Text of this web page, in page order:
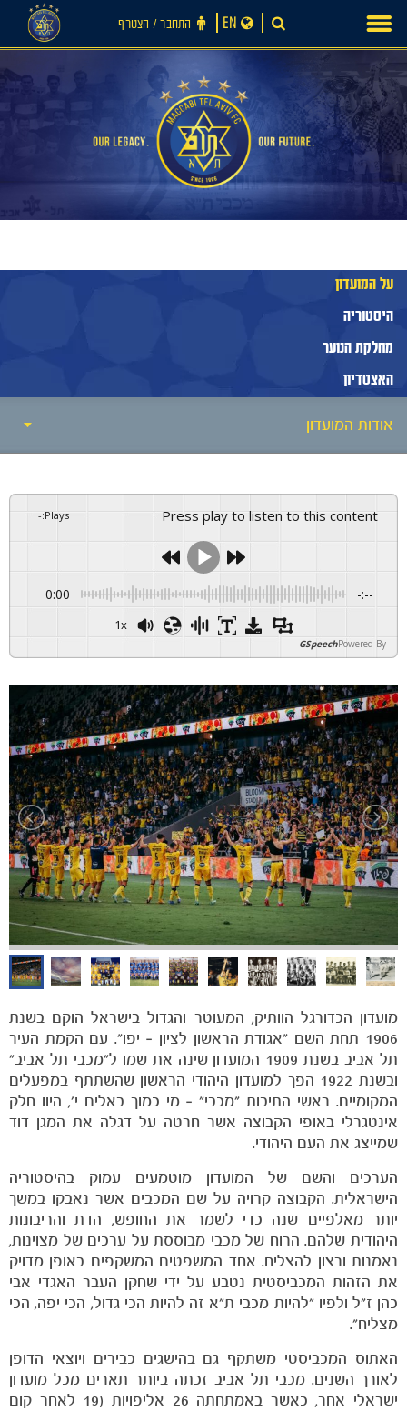
הקבוצות
content
התחבר ‪/‬ הצטרף EN
על המועדון
היסטוריה
מחלקת הנוער
האצטדיון
אודות המועדון
אודות המועדון
תארים
שיאי המועדון
שותפים עסקיים
מתחם האימונים
הנהלה
השכרת מגרשי כדורגל
דרושים
לזכרם
Press play to listen to this content
Plays
:
-
0:00 -:--
1x
Powered By
GSpeech
מועדון הכדורגל הוותיק, המעוטר והגדול בישראל הוקם בשנת
1906 תחת השם "אגודת הראשון לציון – יפו". עם הקמת העיר
תל אביב בשנת 1909 המועדון שינה את שמו ל"מכבי תל אביב"
ובשנת 1922 הפך למועדון היהודי הראשון שהשתתף במפעלים
המקומיים. ראשי התיבות "מכבי" – מי כמוך באלים י', היוו חלק
אינטגרלי באופי הקבוצה אשר חרטה על דגלה את המגן דוד
שמייצג את העם היהודי.
הערכים והשם של המועדון מוטמעים עמוק בהיסטוריה
הישראלית. הקבוצה קרויה על שם המכבים אשר נאבקו במשך
יותר מאלפיים שנה כדי לשמר את החופש, הדת והריבונות
היהודית שלהם. הרוח של מכבי מבוססת על ערכים של מצוינות,
נאמנות ורצון להצליח. אחד המשפטים המשקפים באופן מדויק
את הזהות המכביסטית נטבע על ידי שחקן העבר האגדי אבי
כהן ז"ל ולפיו "להיות מכבי ת"א זה להיות הכי גדול, הכי יפה, הכי
מצליח".
האתוס המכביסטי משתקף גם בהישגים כבירים ויוצאי הדופן
לאורך השנים. מכבי תל אביב זכתה ביותר תארים מכל מועדון
ישראלי אחר, כאשר באמתחתה 26 אליפויות (19 לאחר קום